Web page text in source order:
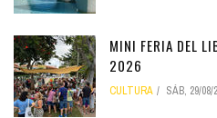
MINI FERIA DEL
2026
CULTURA SÁB, 29/08/